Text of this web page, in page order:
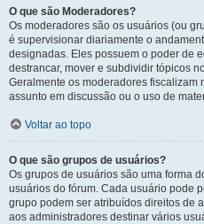
O que são Moderadores?
Os moderadores são os usuários (ou
é supervisionar diariamente o
designadas. Eles possuem o poder de
destrancar, mover e subdividir tópicos
Geralmente os moderadores fiscalizam
assunto em discussão ou o uso de
Voltar ao topo
O que são grupos de usuários?
Os grupos de usuários são uma forma
usuários do fórum. Cada usuário pode
grupo podem ser atribuídos direitos de
aos administradores destinar vários